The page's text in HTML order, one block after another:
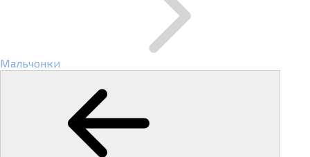
Мальчонки